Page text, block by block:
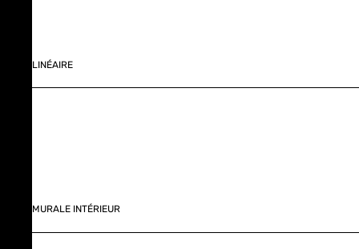
LINÉAIRE
MURALE INTÉRIEUR